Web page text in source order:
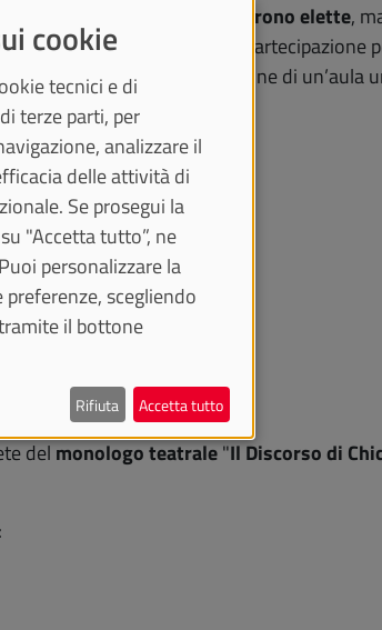
lei e tutte le donne che furono elette,
chiara la loro volontà di partecipazione
gesti come l’intitolazione di un’aula
del monologo teatrale"Il Discorso di
cookie
tecnici e di
terze parti, per
analizzare il
delle attività di
Se prosegui la
"Accetta tutto”, ne
personalizzare la
scegliendo
il bottone
Rifiuta Accetta tutto